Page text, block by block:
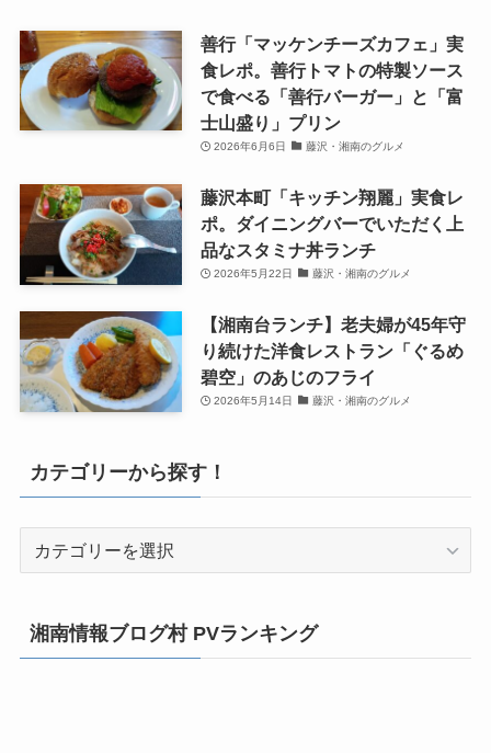
善行「マッケンチーズカフェ」実
食レポ。善行トマトの特製ソース
で食べる「善行バーガー」と「富
士山盛り」プリン
2026年6月6日 藤沢・湘南のグルメ
藤沢本町「キッチン翔麗」実食レ
ポ。ダイニングバーでいただく上
品なスタミナ丼ランチ
2026年5月22日 藤沢・湘南のグルメ
【湘南台ランチ】老夫婦が45年守
り続けた洋食レストラン「ぐるめ
碧空」のあじのフライ
2026年5月14日 藤沢・湘南のグルメ
カテゴリーから探す！
リ
ー
湘南情報ブログ村 PVランキング